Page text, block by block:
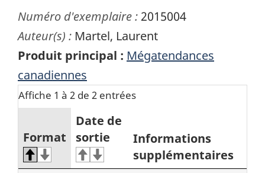
Numéro d'exemplaire : 2015004
Auteur(s) : Martel, Laurent
Produit principal : Mégatendances
canadiennes
Affiche 1 à 2 de 2 entrées
Format
Date de
sortie
Informations
supplémentaires